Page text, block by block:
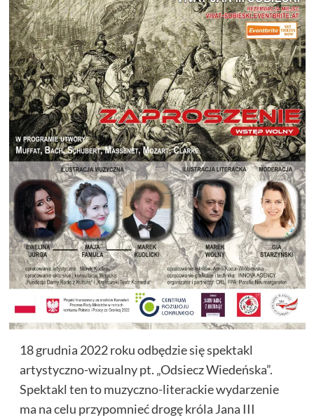
18 grudnia 2022 roku odbędzie się spektakl
artystyczno-wizualny pt. „Odsiecz Wiedeńska”.
Spektakl ten to muzyczno-literackie wydarzenie
ma na celu przypomnieć drogę króla Jana III